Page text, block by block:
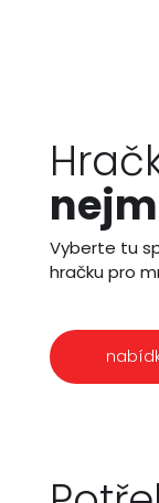
Vyberte tu
hračku pro